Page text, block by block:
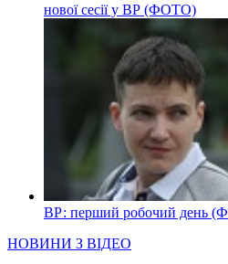
нової сесії у ВР (ФОТО)
ВР: перший робочий день
НОВИНИ З ВІДЕО